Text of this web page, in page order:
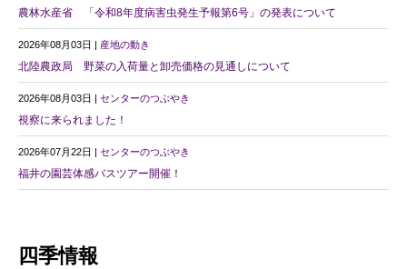
農林水産省 「令和8年度病害虫発生予報第6号」の発表について
2026年08月03日 | 産地の動き
北陸農政局 野菜の入荷量と卸売価格の見通しについて
2026年08月03日 | センターのつぶやき
視察に来られました！
2026年07月22日 | センターのつぶやき
福井の園芸体感バスツアー開催！
四季情報